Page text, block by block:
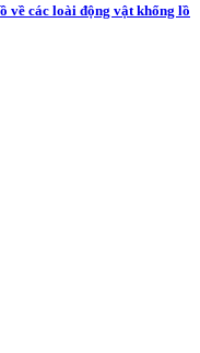
về các loài động vật khổng lồ